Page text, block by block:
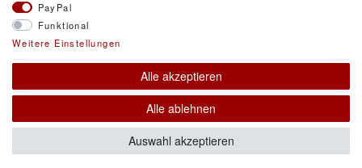
© Copyright 2026 DarXity GbR. Gestaltung, Design
und Style durch DarXity GbR. Alle Rechte
vorbehalten.
Alle Preise inklusive gesetzlicher Mehrwertsteuer und
zuzüglich Versandkosten. * Pflichtfeld
PayPal
Funktional
Weitere Einstellungen
Alle akzeptieren
Alle ablehnen
Auswahl akzeptieren